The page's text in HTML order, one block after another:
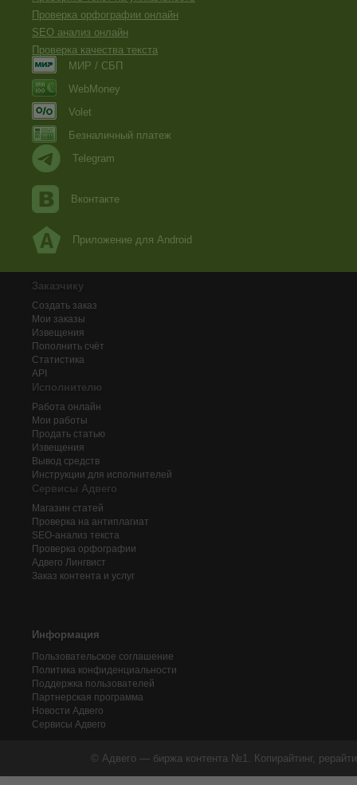
Проверка орфографии онлайн
SEO анализ онлайн
Проверка качества текста
МИР / СБП
WebMoney
Volet
Безналичный платеж
Telegram
Вконтакте
Приложение для Android
Заказчику
Создать заказ
Мои заказы
Извещения
Пополнить счёт
Статистика
API
Исполнителю
Работа онлайн
Мои работы
Продать статью
Извещения
Вывод средств
Инструкции для исполнителей
Сервисы Адвего
Магазин статей
Проверка на антиплагиат
SEO-анализ текста
Проверка орфографии
Адвего Лингвист
Заказ контента и услуг
Информация
Пользовательское соглашение
Политика конфиденциальности
Поддержка пользователей
Партнерская программа
Новости Адвего
Сервисы Адвего
© Адвего — биржа контента №1. Копирайтинг,